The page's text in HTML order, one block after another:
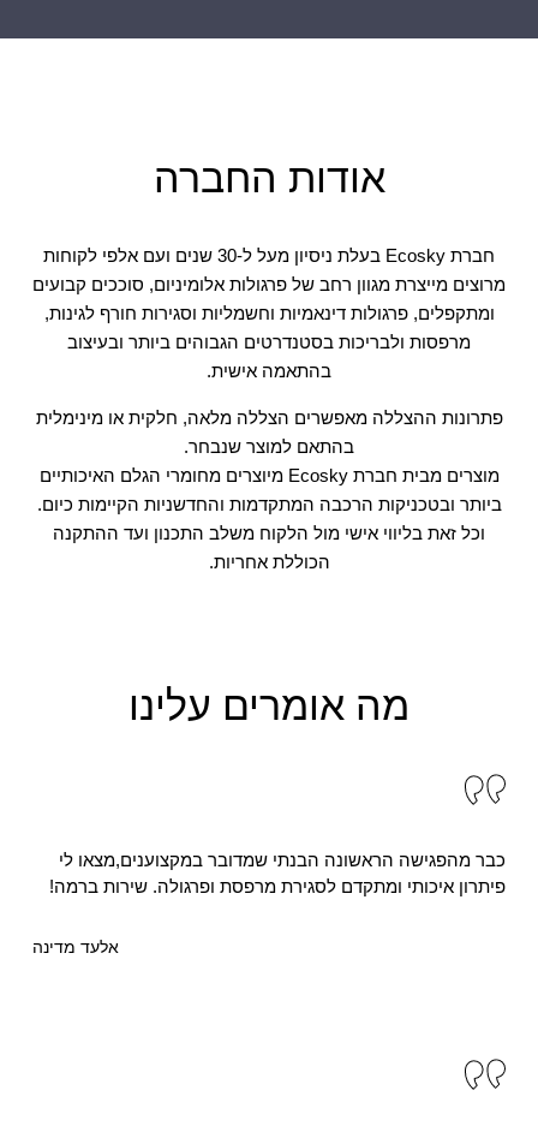
אודות החברה
חברת Ecosky בעלת ניסיון מעל ל-30 שנים ועם אלפי לקוחות
מרוצים מייצרת מגוון רחב של פרגולות אלומיניום, סוככים קבועים
ומתקפלים, פרגולות דינאמיות וחשמליות וסגירות חורף לגינות,
מרפסות ולבריכות בסטנדרטים הגבוהים ביותר ובעיצוב
בהתאמה אישית.
פתרונות ההצללה מאפשרים הצללה מלאה, חלקית או מינימלית
בהתאם למוצר שנבחר.
מוצרים מבית חברת Ecosky מיוצרים מחומרי הגלם האיכותיים
ביותר ובטכניקות הרכבה המתקדמות והחדשניות הקיימות כיום.
וכל זאת בליווי אישי מול הלקוח משלב התכנון ועד ההתקנה
הכוללת אחריות.
מה אומרים עלינו
כבר מהפגישה הראשונה הבנתי שמדובר במקצוענים,מצאו לי
פיתרון איכותי ומתקדם לסגירת מרפסת ופרגולה. שירות ברמה!
אלעד מדינה